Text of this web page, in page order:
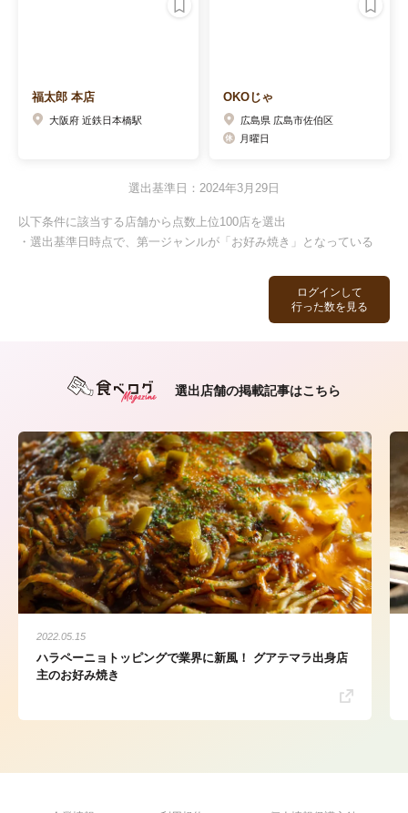
ログインして
行った数を見る
福太郎 本店
大阪府 近鉄日本橋駅
OKOじゃ
広島県 広島市佐伯区
月曜日
選出基準日：2024年3月29日
以下条件に該当する店舗から点数上位100店を選出
・選出基準日時点で、第一ジャンルが「お好み焼き」となっている
選出店舗の掲載記事はこちら
2022.05.15
ハラペーニョトッピングで業界に新風！ グアテマラ出身店
主のお好み焼き